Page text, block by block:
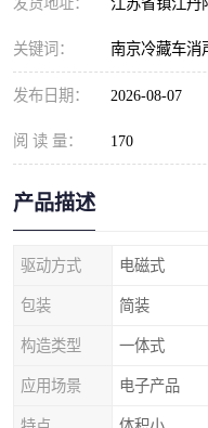
关键词： 南京冷藏车消
发布日期： 2026-08-07
阅 读 量： 170
产品描述
驱动方式 电磁式
包装 简装
构造类型 一体式
应用场景 电子产品